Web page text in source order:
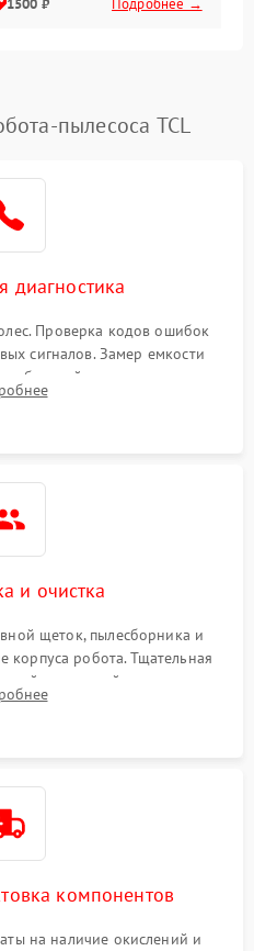
1500 ₽ Подробнее →
пылесоса TCL
диагностика
Проверка кодов ошибок
сигналов. Замер емкости
базовой станции зарядки.
и датчиков падения для
и очистка
щеток, пылесборника и
корпуса робота. Тщательная
шестерней и плат от
и шерсти животных с
компонентов
на наличие окислений и